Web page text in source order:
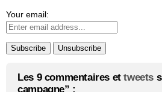
Your email:
Les 9 commentaires ettweets
campagne” :